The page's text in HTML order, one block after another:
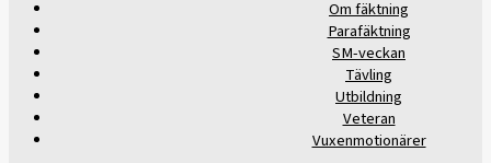
Om fäktning
Parafäktning
SM-veckan
Tävling
Utbildning
Veteran
Vuxenmotionärer